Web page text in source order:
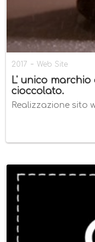
2017 - Web Site
L' unico
cioccolato.
Realizzazione sito